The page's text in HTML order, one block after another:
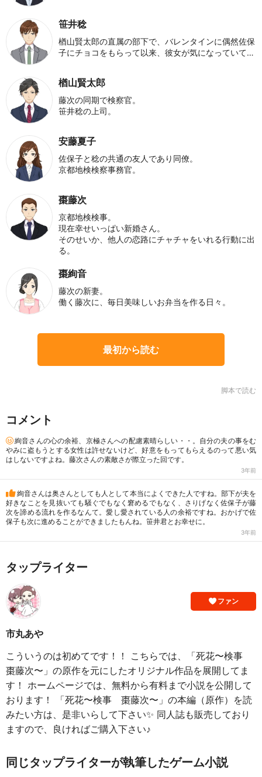
笹井稔
楢山賢太郎の直属の部下で、バレンタインに偶然佐保
子にチョコをもらって以来、彼女が気になっていて…
楢山賢太郎
藤次の同期で検察官。
笹井稔の上司。
安藤夏子
佐保子と稔の共通の友人であり同僚。
京都地検検察事務官。
棗藤次
京都地検検事。
現在幸せいっぱい新婚さん。
そのせいか、他人の恋路にチャチャをいれる行動に出
る。
棗絢音
藤次の新妻。
働く藤次に、毎日美味しいお弁当を作る日々。
最初から読む
脚本で読む
コメント
絢音さんの心の余裕、京極さんへの配慮素晴らしい・・。自分の夫の事をむ
やみに盗もうとする女性は許せないけど、好意をもってもらえるのって悪い気
はしないですよね。藤次さんの素敵さが際立った回です。
3年前
絢音さんは奥さんとしても人として本当によくできた人ですね。部下が夫を
好きなことを見抜いても騒ぐでもなく窘めるでもなく、さりげなく佐保子が藤
次を諦める流れを作るなんて。愛し愛されている人の余裕ですね。おかげで佐
保子も次に進めることができましたもんね。笹井君とお幸せに。
3年前
タップライター
ファン
市丸あや
こういうのは初めてです！！ こちらでは、「死花〜検事
棗藤次〜」の原作を元にしたオリジナル作品を展開してま
す！ ホームページでは、無料から有料まで小説を公開して
おります！ 「死花〜検事 棗藤次〜」の本編（原作）を読
みたい方は、是非いらして下さい✨ 同人誌も販売しており
ますので、良ければご購入下さい♪
同じタップライターが執筆したゲーム小説